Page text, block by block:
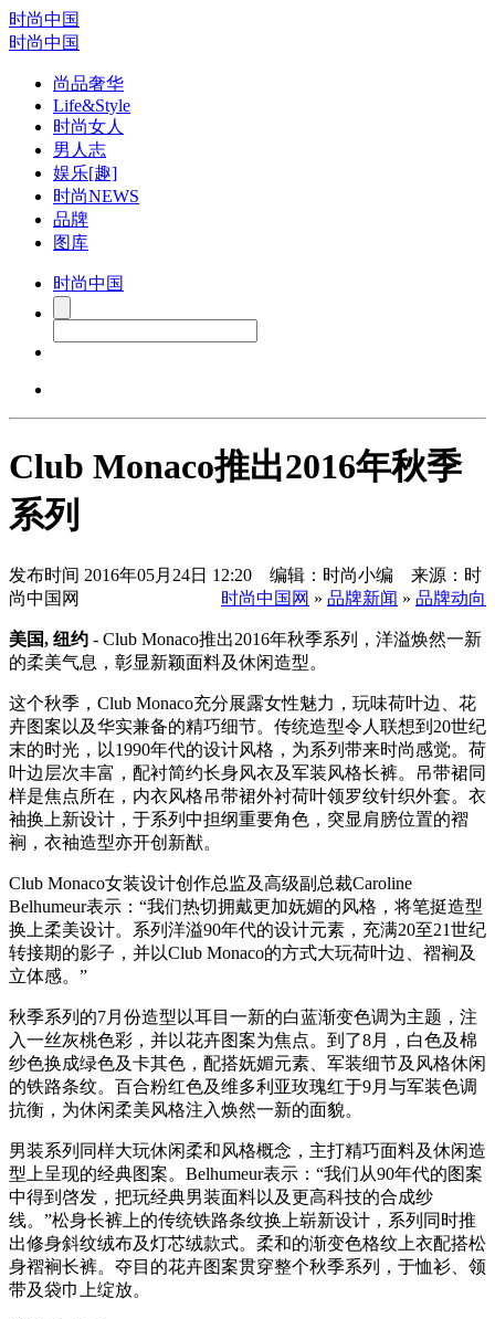
时尚中国
时尚中国
尚品奢华
Life&Style
时尚女人
男人志
娱乐[趣]
时尚NEWS
品牌
图库
时尚中国
Club Monaco推出2016年秋季
系列
发布时间 2016年05月24日 12:20 编辑：时尚小编 来源：时
尚中国网
时尚中国网 » 品牌新闻 » 品牌动向
美国, 纽约 - Club Monaco推出2016年秋季系列，洋溢焕然一新
的柔美气息，彰显新颖面料及休闲造型。
这个秋季，Club Monaco充分展露女性魅力，玩味荷叶边、花
卉图案以及华实兼备的精巧细节。传统造型令人联想到20世纪
末的时光，以1990年代的设计风格，为系列带来时尚感觉。荷
叶边层次丰富，配衬简约长身风衣及军装风格长裤。吊带裙同
样是焦点所在，内衣风格吊带裙外衬荷叶领罗纹针织外套。衣
袖换上新设计，于系列中担纲重要角色，突显肩膀位置的褶
裥，衣袖造型亦开创新猷。
Club Monaco女装设计创作总监及高级副总裁Caroline
Belhumeur表示：“我们热切拥戴更加妩媚的风格，将笔挺造型
换上柔美设计。系列洋溢90年代的设计元素，充满20至21世纪
转接期的影子，并以Club Monaco的方式大玩荷叶边、褶裥及
立体感。”
秋季系列的7月份造型以耳目一新的白蓝渐变色调为主题，注
入一丝灰桃色彩，并以花卉图案为焦点。到了8月，白色及棉
纱色换成绿色及卡其色，配搭妩媚元素、军装细节及风格休闲
的铁路条纹。百合粉红色及维多利亚玫瑰红于9月与军装色调
抗衡，为休闲柔美风格注入焕然一新的面貌。
男装系列同样大玩休闲柔和风格概念，主打精巧面料及休闲造
型上呈现的经典图案。Belhumeur表示：“我们从90年代的图案
中得到啓发，把玩经典男装面料以及更高科技的合成纱
线。”松身长裤上的传统铁路条纹换上崭新设计，系列同时推
出修身斜纹绒布及灯芯绒款式。柔和的渐变色格纹上衣配搭松
身褶裥长裤。夺目的花卉图案贯穿整个秋季系列，于恤衫、领
带及袋巾上绽放。